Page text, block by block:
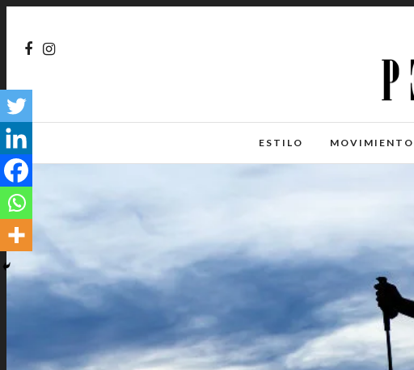
ESTILO MOVIMIENTO